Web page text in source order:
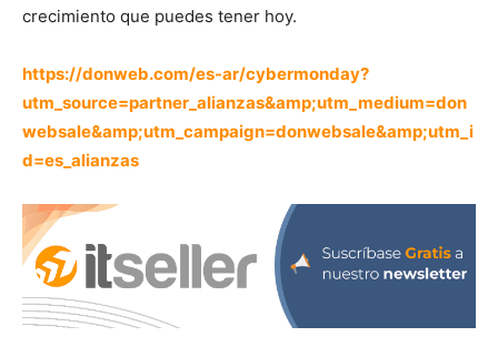
crecimiento que puedes tener hoy.
https://donweb.com/es-ar/cybermonday?
utm_source=partner_alianzas&amp;utm_medium=don
websale&amp;utm_campaign=donwebsale&amp;utm_i
d=es_alianzas